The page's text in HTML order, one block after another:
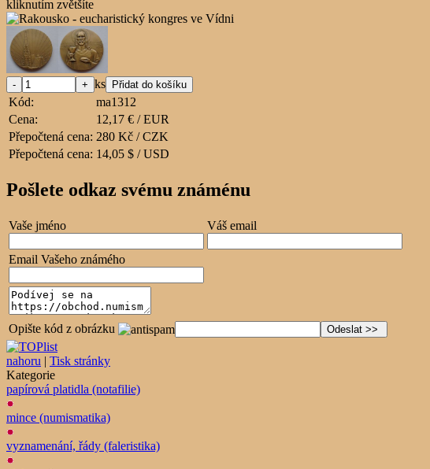
kliknutím zvětšíte
ks
Kód:
ma1312
Cena:
12,17 € / EUR
Přepočtená cena: 280 Kč / CZK
Přepočtená cena: 14,05 $ / USD
Pošlete odkaz svému známénu
Vaše jméno Váš email
Email Vašeho známého
Opište kód z obrázku
nahoru | Tisk stránky
Kategorie
papírová platidla (notafilie)
mince (numismatika)
vyznamenání, řády (faleristika)